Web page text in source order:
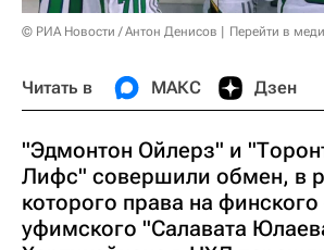
© РИА Новости / Антон Денисов Перейти в
Читать в МАКС Дзен
"Эдмонтон Ойлерз" и
Лифс" совершили обмен, в
которого права на
уфимского "Салавата